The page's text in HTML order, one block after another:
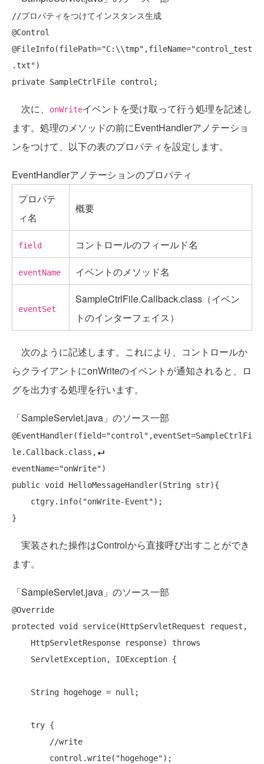
//プロパティをつけてインスタンス生成
@Control
@FileInfo(filePath="C:\\tmp" ,fileName="control_test
.txt"
private
次に、 onWriteイベントを受け取って行う処理を記述し
ます。処理のメソッドの前にEventHandlerアノテーショ
ンをつけて、以下の表のプロパティを設定します。
EventHandlerアノテーションのプロパティ
プロパテ
ィ名
概要
field コントロールのフィールド名
eventName イベントのメソッド名
eventSet
SampleCtrlFile.Callback.class（イベン
トのインターフェイス）
次のように記述します。これにより、コントロールか
らクライアントにonWriteのイベントが通知されると、ロ
グを出力する処理を行います。
「SampleServlet.java」のソース一部
@EventHandler(field="control" ,eventSet=SampleCtrlFi
le.Callback.class,
eventName="onWrite"
public void
HelloMessageHandler(String str){
    ctgry.info(
"onWrite-Event");
実装された操作はControlから直接呼び出すことができ
ます。
「SampleServlet.java」のソース一部
protected
void
service(HttpServletRequest request,
    HttpServletResponse response)
throws
    String hogehoge =
null ;
try {
//write
        control.write(
"hogehoge");